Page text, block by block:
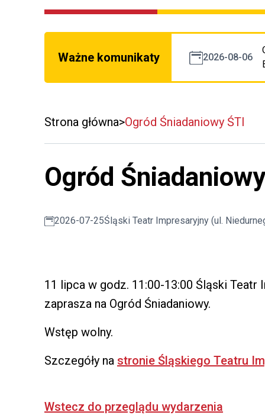
Ważne komunikaty 2026-08-06
Strona główna Ogród Śniadaniowy ŚTI
Ogród
2026-07-25Śląski Teatr Impresaryjny (ul.
11 lipca w godz. 11:00-13:00 Śląski Teatr
zaprasza na Ogród Śniadaniowy.
Wstęp wolny.
Szczegóły na stronie Śląskiego Teatru
Wstecz do przeglądu wydarzenia